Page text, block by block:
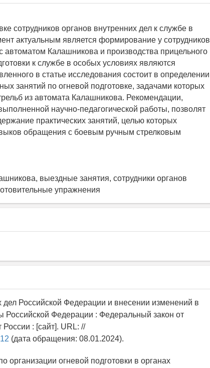
сотрудников органов внутренних дел к службе в
актуальным является формирование у сотрудников
Калашникова и производства прицельного
к службе в особых условиях являются
в статье исследования состоит в определении
занятий по огневой подготовке, задачами которых
из автомата Калашникова. Рекомендации,
научно-педагогической работы, позволят
практических занятий, целью которых
обращения с боевым ручным стрелковым
выездные занятия, сотрудники органов
упражнения
дел Российской Федерации и внесении изменений в
Российской Федерации : Федеральный закон от
: [сайт]. URL: //
(дата обращения: 08.01.2024).
организации огневой подготовки в органах